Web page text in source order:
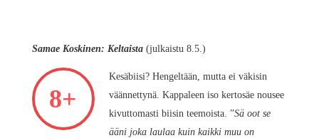
Samae Koskinen: Keltaista(julkaistu 8.5.)
8+
Kesäbiisi? Hengeltään, mutta ei väkisin
väännettynä. Kappaleen iso kertosäe nousee
kivuttomasti biisin teemoista. ”Sä oot se
ääni joka laulaa kuin kaikki muu on